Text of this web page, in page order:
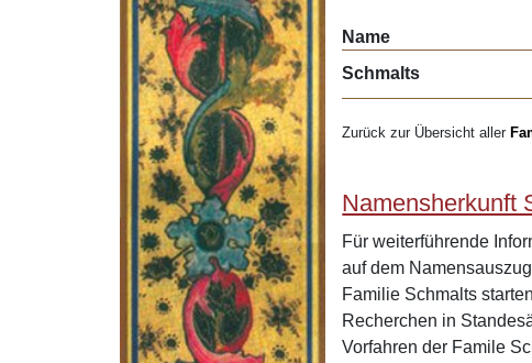
Name
Schmalts
Zurück zur Übersicht aller
Namensherkunft
Für weiterführende
auf dem
Familie Schmalts
Recherchen in
Vorfahren der Famile